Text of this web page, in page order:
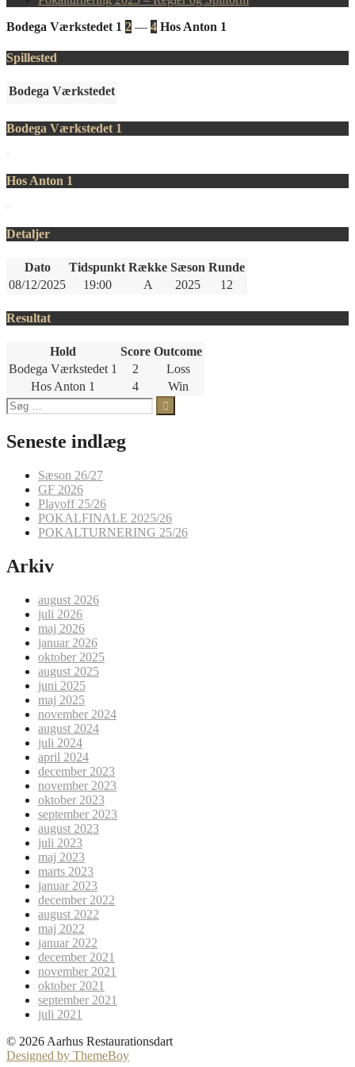
Bodega Værkstedet 1 2 — 4 Hos Anton 1
Spillested
Bodega Værkstedet
Bodega Værkstedet 1
Hos Anton 1
Detaljer
Dato Tidspunkt Række Sæson Runde
08/12/2025
19:00 A 2025 12
Resultat
Hold Score Outcome
Bodega Værkstedet 1
2
Loss
Hos Anton 1
4
Win
Søg
efter:
Seneste indlæg
Sæson 26/27
GF 2026
Playoff 25/26
POKALFINALE 2025/26
POKALTURNERING 25/26
Arkiv
august 2026
juli 2026
maj 2026
januar 2026
oktober 2025
august 2025
juni 2025
maj 2025
november 2024
august 2024
juli 2024
april 2024
december 2023
november 2023
oktober 2023
september 2023
august 2023
juli 2023
maj 2023
marts 2023
januar 2023
december 2022
august 2022
maj 2022
januar 2022
december 2021
november 2021
oktober 2021
september 2021
juli 2021
© 2026 Aarhus Restaurationsdart
Designed by ThemeBoy